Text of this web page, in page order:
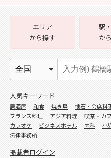
エリア
から探す
駅
か
人気キーワード
居酒屋 和食 焼き鳥 懐石・会席料
フランス料理
アジア料理 喫茶・カ
カラオケ
ビジネスホテル 内科 小
法律事務所
掲載者ログイン